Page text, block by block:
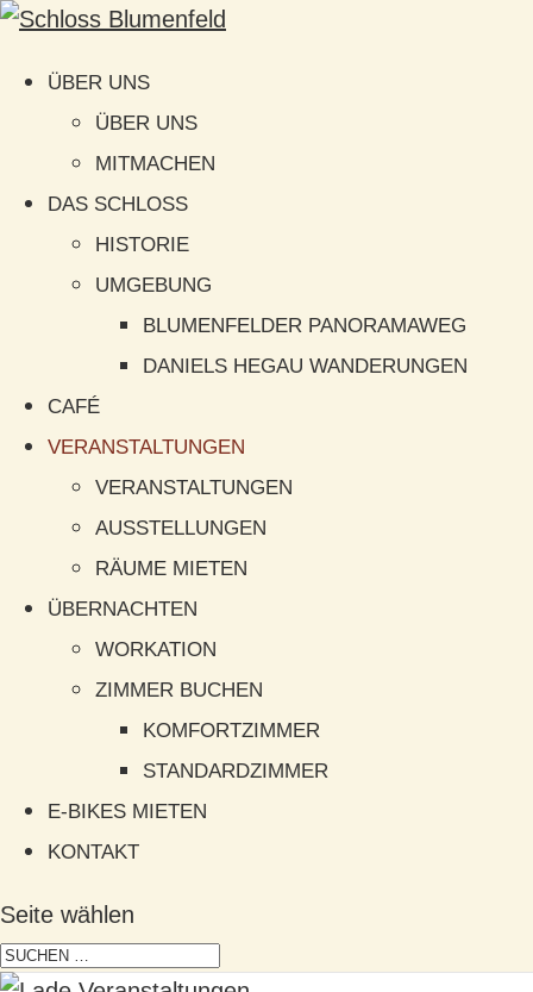
ÜBER UNS
ÜBER UNS
MITMACHEN
DAS SCHLOSS
HISTORIE
UMGEBUNG
BLUMENFELDER PANORAMAWEG
DANIELS HEGAU WANDERUNGEN
CAFÉ
VERANSTALTUNGEN
VERANSTALTUNGEN
AUSSTELLUNGEN
RÄUME MIETEN
ÜBERNACHTEN
WORKATION
ZIMMER BUCHEN
KOMFORTZIMMER
STANDARDZIMMER
E-BIKES MIETEN
KONTAKT
Seite wählen